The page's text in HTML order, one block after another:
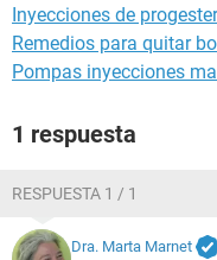
Inyecciones de
Remedios para quitar
Pompas inyecciones
1 respuesta
RESPUESTA 1 / 1
Dra. Marta Marnet